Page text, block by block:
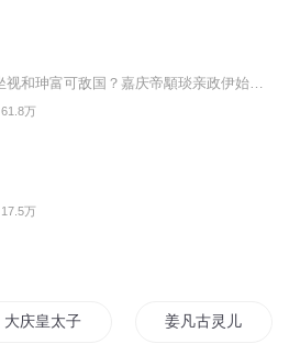
61.8万
17.5万
大庆皇太子 姜凡古灵儿